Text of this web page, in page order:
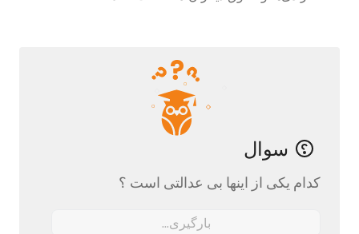
سوال
کدام‌ یکی از اینها بی عدالتی است ؟
بارگیری...